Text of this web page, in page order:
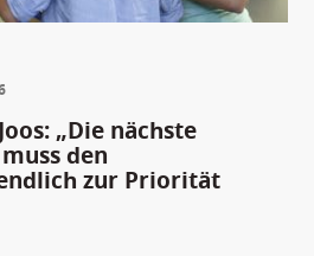
„Die nächste
den
zur Priorität